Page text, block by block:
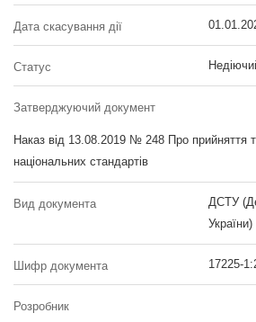
Дата скасування дії
Статус
Затверджуючий документ
Наказ від 13.08.2019 № 248 Про прийняття
національних стандартів
Вид документа
ДСТУ
України)
Шифр документа 17225-
Розробник